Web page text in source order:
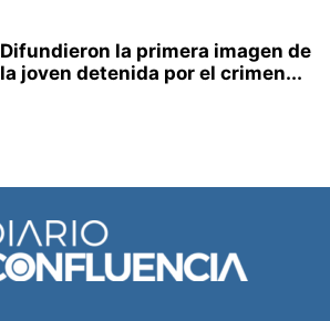
Difundieron la primera imagen de
la joven detenida por el crimen...